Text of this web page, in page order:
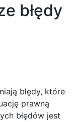
błędy
błędy, które
prawną
błędów jest